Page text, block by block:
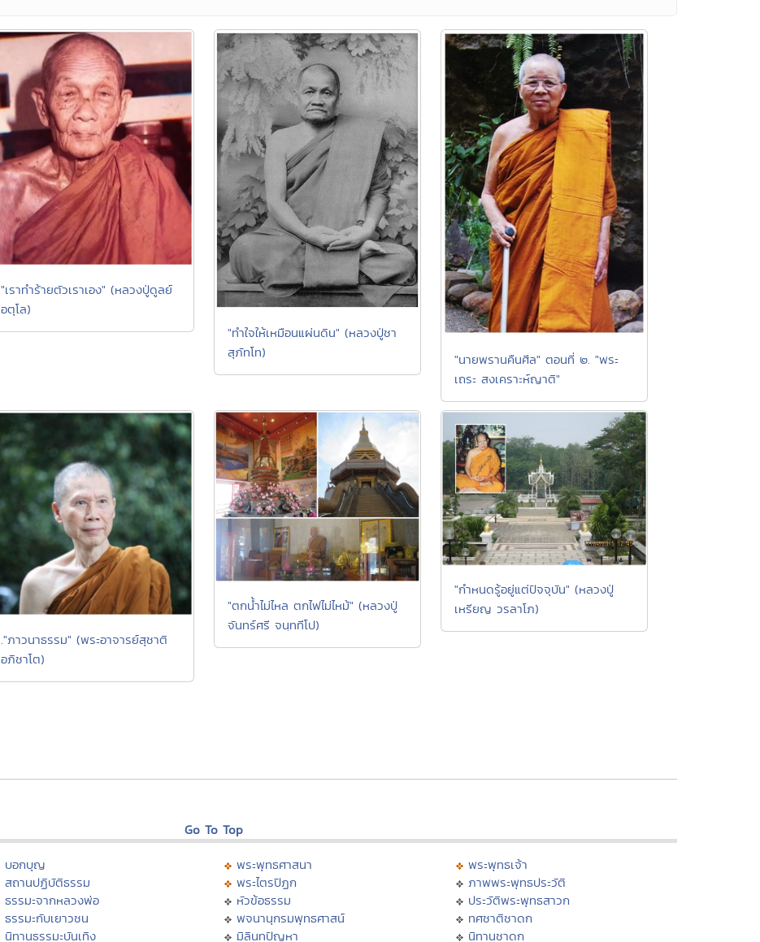
"เราทำร้ายตัวเราเอง" (หลวงปู่ดูลย์
อตุโล)
"ทำใจให้เหมือนแผ่นดิน" (หลวงปู่ชา
สุภัทโท)
"นายพรานคืนศีล" ตอนที่ ๒. "พระ
เถระ สงเคราะห์ญาติ"
."ภาวนาธรรม" (พระอาจารย์สุชาติ
อภิชาโต)
"ตกน้ำไม่ไหล ตกไฟไม่ไหม้" (หลวงปู่
จันทร์ศรี จนฺททีโป)
"กำหนดรู้อยู่แต่ปัจจุบัน" (หลวงปู่
เหรียญ วรลาโภ)
Go To Top
บอกบุญ
สถานปฏิบัติธรรม
ธรรมะจากหลวงพ่อ
ธรรมะกับเยาวชน
นิทานธรรมะบันเทิง
พระพุทธศาสนา
พระไตรปิฏก
หัวข้อธรรม
พจนานุกรมพุทธศาสน์
มิลินทปัญหา
พระพุทธเจ้า
ภาพพระพุทธประวัติ
ประวัติพระพุทธสาวก
ทศชาติชาดก
นิทานชาดก